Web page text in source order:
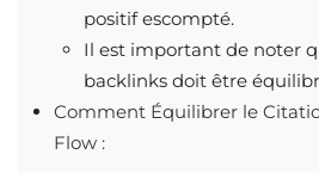
positif escompté.
Il est important de noter
backlinks doit être
Comment Équilibrer le
Flow :